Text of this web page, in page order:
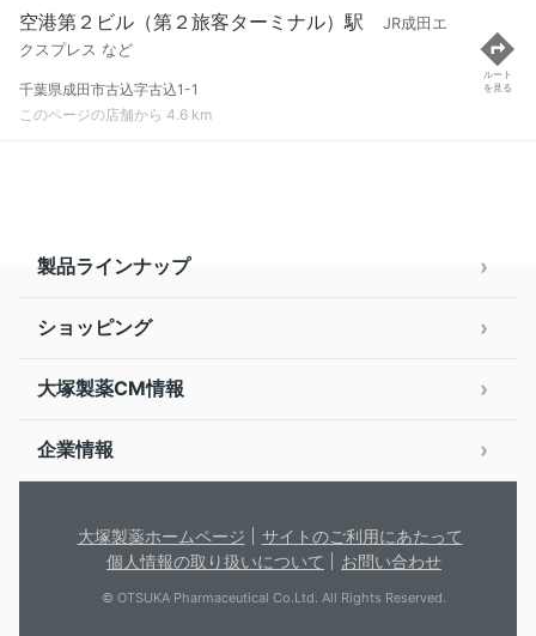
空港第２ビル（第２旅客ターミナル）駅
JR成田エ
クスプレス など
千葉県成田市古込字古込1-1
このページの店舗から 4.6 km
ルート
を見る
製品ラインナップ
ショッピング
大塚製薬CM情報
企業情報
大塚製薬ホームページ
サイトのご利用にあたって
個人情報の取り扱いについて
お問い合わせ
© OTSUKA Pharmaceutical Co.Ltd. All Rights Reserved.